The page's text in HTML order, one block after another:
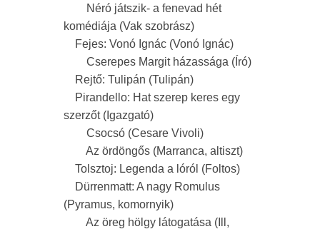
Néró játszik- a fenevad hét
komédiája (Vak szobrász)
Fejes: Vonó Ignác (Vonó Ignác)
Cserepes Margit házassága (Író)
Rejtő: Tulipán (Tulipán)
Pirandello: Hat szerep keres egy
szerzőt (Igazgató)
Csocsó (Cesare Vivoli)
Az ördöngős (Marranca, altiszt)
Tolsztoj: Legenda a lóról (Foltos)
Dürrenmatt: A nagy Romulus
(Pyramus, komornyik)
Az öreg hölgy látogatása (Ill,